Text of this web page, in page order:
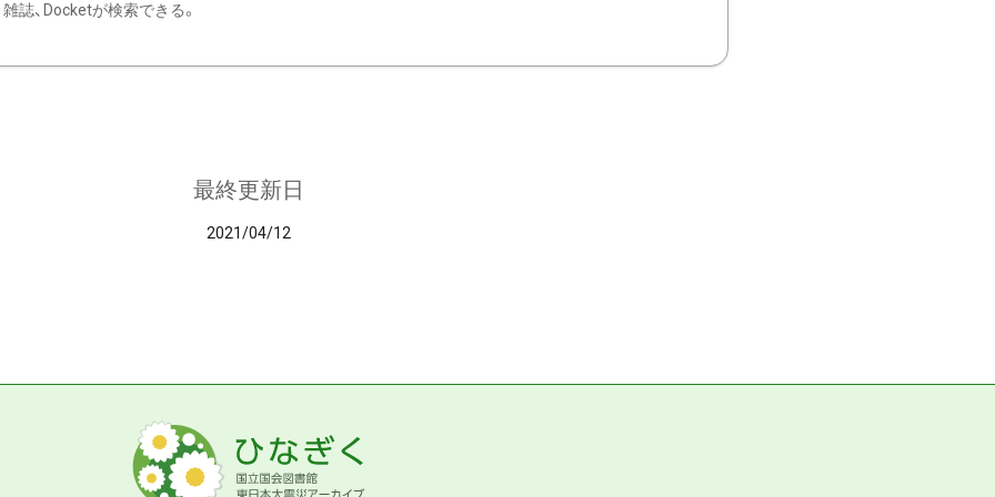
雑誌、Docketが検索できる。
最終更新日
2021/04/12